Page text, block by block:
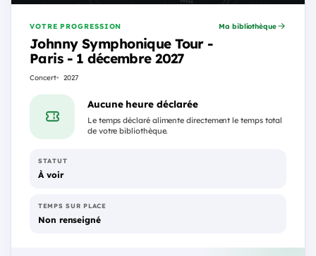
VOTRE PROGRESSION
Johnny Symphonique Tour -
Paris - 1 décembre 2027
Concert 2027
Ma bibliothèque
Aucune heure déclarée
Le temps déclaré alimente directement le temps total
de votre bibliothèque.
STATUT
À voir
TEMPS SUR PLACE
Non renseigné